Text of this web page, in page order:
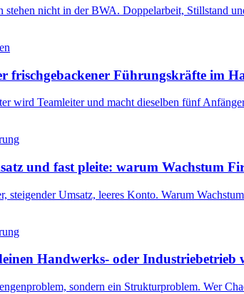
stehen nicht in der BWA. Doppelarbeit, Stillstand
frischgebackener Führungskräfte im
wird Teamleiter und macht dieselben fünf
und fast pleite: warum Wachstum
steigender Umsatz, leeres Konto. Warum
Handwerks- oder Industriebetrieb
sondern ein Strukturproblem. Wer